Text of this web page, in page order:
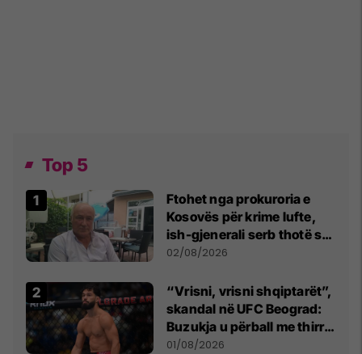
Top 5
Ftohet nga prokuroria e
Kosovës për krime lufte,
ish-gjenerali serb thotë se
dikush e tradhtoi në
02/08/2026
“Vrisni, vrisni shqiptarët”,
skandal në UFC Beograd:
Buzukja u përball me thirrje
anti-shqiptare nga
01/08/2026